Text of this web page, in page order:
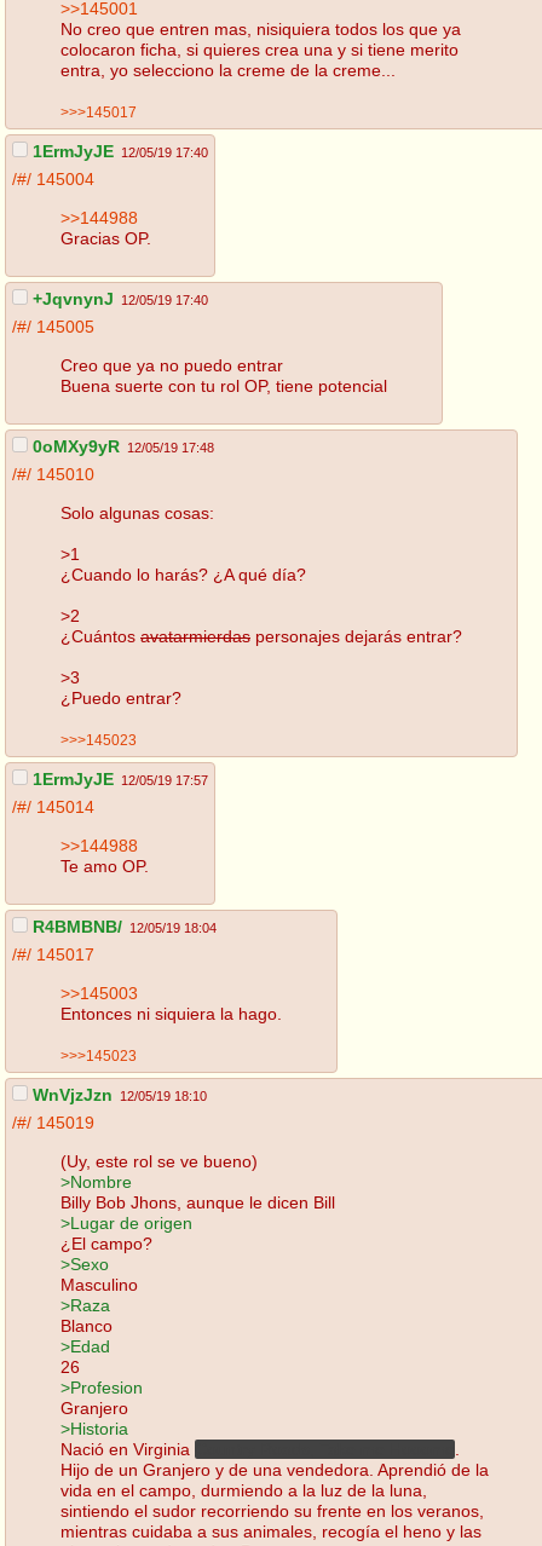
>>145001
No creo que entren mas, nisiquiera todos los que ya
colocaron ficha, si quieres crea una y si tiene merito
entra, yo selecciono la creme de la creme...
>>>145017
1ErmJyJE 12/05/19 17:40
/#/ 145004
>>144988
Gracias OP.
+JqvnynJ 12/05/19 17:40
/#/ 145005
Creo que ya no puedo entrar
Buena suerte con tu rol OP, tiene potencial
0oMXy9yR 12/05/19 17:48
/#/ 145010
Solo algunas cosas:
>1
¿Cuando lo harás? ¿A qué día?
>2
¿Cuántos avatarmierdas personajes dejarás entrar?
>3
¿Puedo entrar?
>>>145023
1ErmJyJE 12/05/19 17:57
/#/ 145014
>>144988
Te amo OP.
R4BMBNB/ 12/05/19 18:04
/#/ 145017
>>145003
Entonces ni siquiera la hago.
>>>145023
WnVjzJzn 12/05/19 18:10
/#/ 145019
(Uy, este rol se ve bueno)
>Nombre
Billy Bob Jhons, aunque le dicen Bill
>Lugar de origen
¿El campo?
>Sexo
Masculino
>Raza
Blanco
>Edad
26
>Profesion
Granjero
>Historia
Nació en Virginia
Hijo de un Granjero y de una vendedora. Aprendió de la
vida en el campo, durmiendo a la luz de la luna,
sintiendo el sudor recorriendo su frente en los veranos,
mientras cuidaba a sus animales, recogía el heno y las